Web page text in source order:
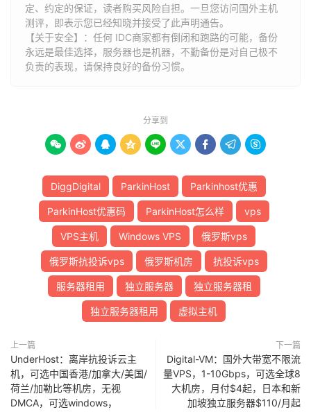
定、约定的保证，读者购买风险自担。一旦您访问国外主机
测评，即表示您已经知晓并接受了此声明通告。
【关于安全】：任何 IDC商家都有倒闭和跑路的可能，备份
永远是最佳选择，服务器也是机器，不勤备份是对自己极不
负责的表现，请保持良好的备份习惯。
分享到
        
DiggDigital ParkinHost Parkinhost优惠
ParkinHost优惠码 ParkinHost怎么样 vps
VPS主机 Windows VPS 俄罗斯vps
俄罗斯抗投诉vps 俄罗斯机房 抗投诉vps
服务器租用 独立服务器 独立服务器租
独立服务器租用 虚拟主机
上一篇
UnderHost：离岸抗投诉云主
机，可选中国香港/加拿大/美国/
荷兰/加勒比等机房，无视
DMCA，可选windows，
下一篇
Digital-VM：国外大带宽不限流
量VPS，1-10Gbps，可选全球8
大机房，月付$4起，日本和新
加坡独立服务器$110/月起